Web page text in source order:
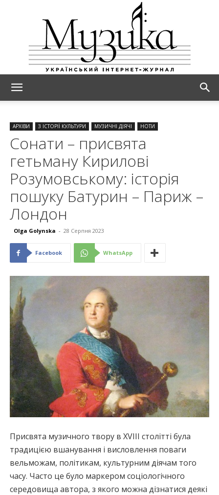
АРХІВИ З ІСТОРІЇ КУЛЬТУРИ МУЗИЧНІ ДІЯЧІ НОТИ
Сонати – присвята
гетьману Кирилові
Розумовському: історія
пошуку Батурин – Париж –
Лондон
Olga Golynska - 28 Серпня 2023
Facebook WhatsApp
Присвята музичного твору в XVIII столітті була
традицією вшанування і висловлення поваги
вельможам, політикам, культурним діячам того
часу. Часто це було маркером соціологічного
середовища автора, з якого можна дізнатися деякі